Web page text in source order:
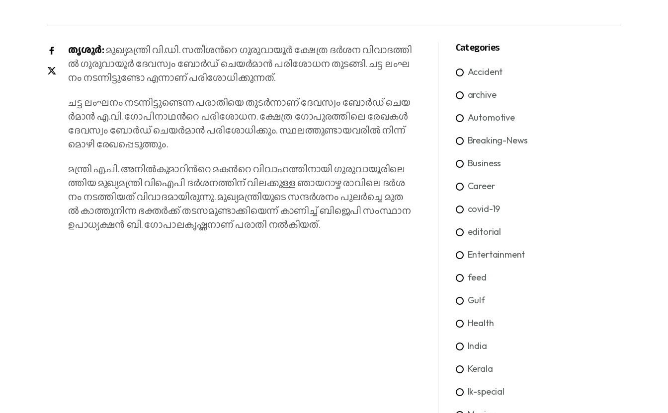
തൃ​ശൂ​ര്‍:മു​ഖ്യ​മ​ന്ത്രി വി.​ഡി. സ​തീ​ശ​ന്‍റെ ഗു​രു​വാ​യൂ​ർ ക്ഷേ​ത്ര ദ​ര്‍​ശ​ന വി​വാ​ദ​ത്തി​
ല്‍ ഗു​രു​വാ​യൂ​ർ ദേ​വ​സ്വം ബോ​ർ​ഡ് ചെ​യ​ർ​മാ​ൻ പ​രി​ശോ​ധ​ന തു​ട​ങ്ങി. ച​ട്ട ലം​ഘ​
നം ന​ട​ന്നി​ട്ടു​ണ്ടോ എ​ന്നാ​ണ് പ​രി​ശോ​ധി​ക്കു​ന്ന​ത്.
ച​ട്ട ലം​ഘ​നം ന​ട​ന്നി​ട്ടു​ണ്ടെ​ന്ന പ​രാ​തി​യെ തു​ട​ർ​ന്നാ​ണ് ദേ​വ​സ്വം ബോ​ർ​ഡ് ചെ​യ​
ർ​മാ​ൻ എ.​വി. ഗോ​പി​നാ​ഥ​ന്‍റെ പ​രി​ശോ​ധ​ന. ക്ഷേ​ത്ര ഗോ​പു​ര​ത്തി​ലെ രേ​ഖ​ക​ൾ
ദേ​വ​സ്വം ബോ​ർ​ഡ് ചെ​യ​ർ​മാ​ൻ പ​രി​ശോ​ധി​ക്കും. സ്ഥ​ല​ത്തു​ണ്ടാ​യ​വ​രി​ൽ നി​ന്ന്
മൊ​ഴി രേ​ഖ​പ്പെ​ടു​ത്തും.
മ​ന്ത്രി എ.​പി. അ​നി​ല്‍​കു​മാ​റി​ന്‍റെ മ​ക​ന്‍റെ വി​വാ​ഹ​ത്തി​നാ​യി ഗു​രു​വാ​യൂ​രി​ലെ​
ത്തി​യ മു​ഖ്യ​മ​ന്ത്രി വി​ഐ​പി ദ​ര്‍​ശ​ന​ത്തി​ന് വി​ല​ക്കു​ള്ള ഞാ​യ​റാ​ഴ്ച രാ​വി​ലെ ദ​ര്‍​ശ​
നം ന​ട​ത്തി​യ​ത് വി​വാ​ദ​മാ​യി​രു​ന്നു. മു​ഖ്യ​മ​ന്ത്രി​യു​ടെ സ​ന്ദ​ർ​ശ​നം പു​ല​ര്‍​ച്ചെ മു​ത​
ല്‍ കാ​ത്തു​നി​ന്ന ഭ​ക്ത​ര്‍​ക്ക് ത​ട​സ​മു​ണ്ടാ​ക്കി​യെ​ന്ന് കാ​ണി​ച്ച് ബി​ജെ​പി സം​സ്ഥാ​ന
ഉ​പാ​ധ്യ​ക്ഷ​ന്‍ ബി. ​ഗോ​പാ​ല​കൃ​ഷ്ണ​നാ​ണ് പ​രാ​തി ന​ല്‍​കി​യ​ത്.
Categories
Accident
archive
Automotive
Breaking-News
Business
Career
covid-19
editorial
Entertainment
feed
Gulf
Health
India
Kerala
lk-special